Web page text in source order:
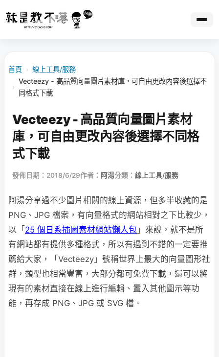
首頁 › 線上工具/服務
›
Vecteezy - 高品質向量圖片素材庫，可自由更改內容後選擇不
同格式下載
Vecteezy - 高品質向量圖片素材
庫，可自由更改內容後選擇不同格
式下載
發佈日期：2018/6/29作者： 阿湯分類： 線上工具/服務
阿湯分享過不少圖片相關的線上資源，但多半收藏的是
PNG、JPG 檔案，有向量格式的網站相對之下比較少，
以「 25 個日系插圖素材網站懶人包 」來說，就不是所
有網站都有提供多種格式，所以有遇到不錯的一定要推
薦給大家，「Vecteezy」號稱世界上最大的向量圖形社
群，類型也相當豐富，大部分都可免費下載，還可以將
現有的素材直接在線上進行編輯、置入其他圖示等功
能，再存成 PNG、JPG 或 SVG 檔。